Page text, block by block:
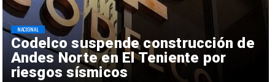
Codelco suspende construcción de
Andes Norte en El Teniente por
riesgos sísmicos
NACIONAL